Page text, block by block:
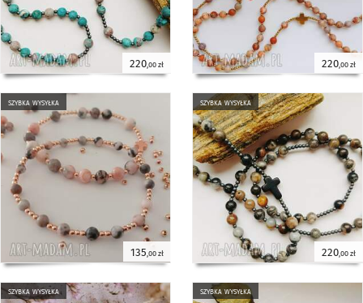
220,00 zł 220,00 zł
szybka wysyłka
135,00 zł
szybka wysyłka
220,00 zł
szybka wysyłka szybka wysyłka